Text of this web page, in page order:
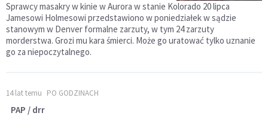
Sprawcy masakry w kinie w Aurora w stanie Kolorado 20 lipca
Jamesowi Holmesowi przedstawiono w poniedziałek w sądzie
stanowym w Denver formalne zarzuty, w tym 24 zarzuty
morderstwa. Grozi mu kara śmierci. Może go uratować tylko uznanie
go za niepoczytalnego.
14 lat temu PO GODZINACH
PAP / drr